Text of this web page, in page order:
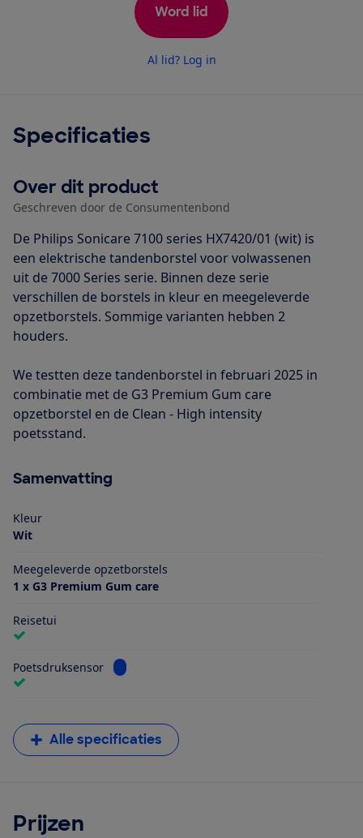
Word lid
Al lid? Log in
Specificaties
Over dit product
Geschreven door de Consumentenbond
De Philips Sonicare 7100 series HX7420/01 (wit) is
een elektrische tandenborstel voor volwassenen
uit de 7000 Series serie. Binnen deze serie
verschillen de borstels in kleur en meegeleverde
opzetborstels. Sommige varianten hebben 2
houders.
We testten deze tandenborstel in februari 2025 in
combinatie met de G3 Premium Gum care
opzetborstel en de Clean - High intensity
poetsstand.
Samenvatting
Kleur
Wit
Meegeleverde opzetborstels
1 x G3 Premium Gum care
Reisetui
Poetsdruksensor Bekijk informatie voor Poetsdruksensor
Alle specificaties
Prijzen